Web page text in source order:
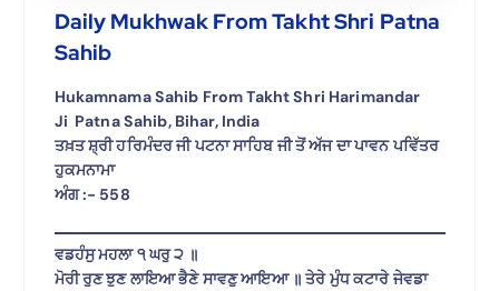
Daily Mukhwak From Takht Shri Patna
Sahib
Hukamnama Sahib From Takht Shri Harimandar
Ji Patna Sahib, Bihar, India
ਤਖ਼ਤ ਸ਼੍ਰੀ ਹਰਿਮੰਦਰ ਜੀ ਪਟਨਾ ਸਾਹਿਬ ਜੀ ਤੋਂ ਅੱਜ ਦਾ ਪਾਵਨ ਪਵਿੱਤਰ
ਹੁਕਮਨਾਮਾ
ਅੰਗ :- 558
ਵਡਹੰਸੁ ਮਹਲਾ ੧ ਘਰੁ ੨ ॥
ਮੋਰੀ ਰੁਣ ਝੁਣ ਲਾਇਆ ਭੈਣੇ ਸਾਵਣੁ ਆਇਆ ॥ ਤੇਰੇ ਮੁੰਧ ਕਟਾਰੇ ਜੇਵਡਾ